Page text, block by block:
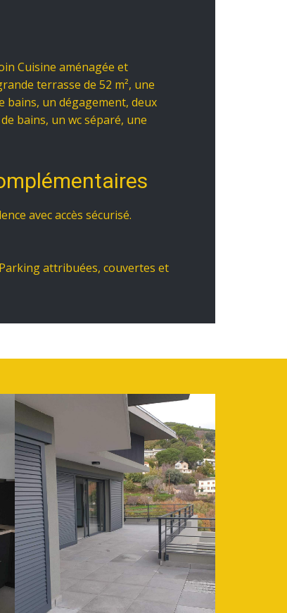
Cuisine aménagée et
terrasse de 52 m², une
bains, un dégagement, deux
bains, un wc séparé, une
avec accès sécurisé.
attribuées, couvertes et